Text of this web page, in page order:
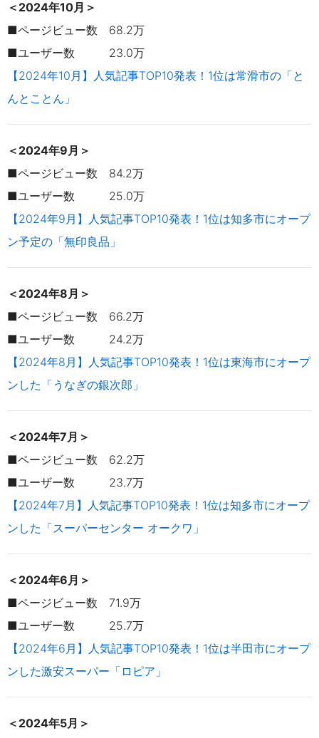
＜2024年10月＞
■ページビュー数 68.2万
■ユーザー数 23.0万
【2024年10月】人気記事TOP10発表！1位は常滑市の「と
んとことん」
＜2024年9月＞
■ページビュー数 84.2万
■ユーザー数 25.0万
【2024年9月】人気記事TOP10発表！1位は知多市にオープ
ン予定の「無印良品」
＜2024年8月＞
■ページビュー数 66.2万
■ユーザー数 24.2万
【2024年8月】人気記事TOP10発表！1位は東海市にオープ
ンした「うなぎの銀次郎」
＜2024年7月＞
■ページビュー数 62.2万
■ユーザー数 23.7万
【2024年7月】人気記事TOP10発表！1位は知多市にオープ
ンした「スーパーセンター オークワ」
＜2024年6月＞
■ページビュー数 71.9万
■ユーザー数 25.7万
【2024年6月】人気記事TOP10発表！1位は半田市にオープ
ンした激安スーパー「ロピア」
＜2024年5月＞